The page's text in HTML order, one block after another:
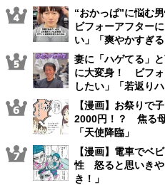
“おかっぱ”に悩む
ビフォーアフター
い」「爽やかすぎ
妻に「ハゲてる」
に大変身！ ビフォ
したい」「若返りハ
【漫画】お祭りで
2000円！？ 焦る
「天使降臨」
【漫画】電車でベ
性 怒ると思いきや
き！」